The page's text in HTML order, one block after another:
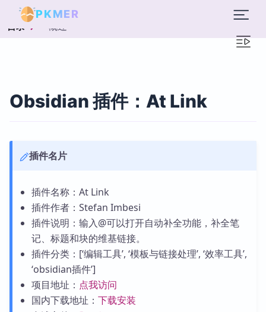
PKMER
目录 概述
Obsidian 插件：At Link
插件名片
插件名称：At Link
插件作者：Stefan Imbesi
插件说明：输入@可以打开自动补全功能，补全笔
记、标题和块的维基链接。
插件分类：[‘编辑工具’, ‘模板与链接处理’, ‘效率工具’,
‘obsidian插件’]
项目地址： 点我访问
国内下载地址： 下载安装